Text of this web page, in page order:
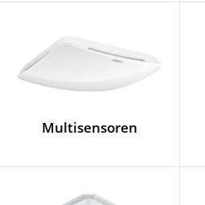
Multisensoren